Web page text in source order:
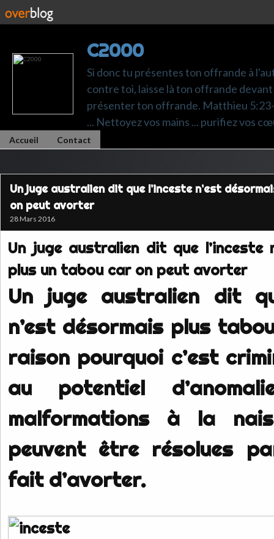
C2000
Si donc tu présentes ton offrande à
contre toi, laisse là ton offrande
présenter ton offrande. Matthieu 5:23-
... Nettoyez vos mains ... purifiez vos
Accueil Contact
Un juge australien dit que l’inceste n’est
on peut avorter
28 Mars 2016
Un juge australien dit que l’inceste
plus un tabou car on peut avorter
Un juge australien dit
n’est désormais plus
raison pourquoi c’est
au potentiel
malformations à la
peuvent être résolues
fait d’avorter.